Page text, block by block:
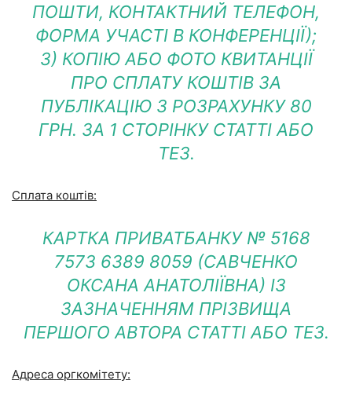
ПОШТИ, КОНТАКТНИЙ ТЕЛЕФОН,
ФОРМА УЧАСТІ В КОНФЕРЕНЦІЇ);
3) КОПІЮ АБО ФОТО КВИТАНЦІЇ
ПРО СПЛАТУ КОШТІВ ЗА
ПУБЛІКАЦІЮ З РОЗРАХУНКУ 80
ГРН. ЗА 1 СТОРІНКУ СТАТТІ АБО
ТЕЗ.
Сплата коштів:
КАРТКА ПРИВАТБАНКУ № 5168
7573 6389 8059 (САВЧЕНКО
ОКСАНА АНАТОЛІЇВНА) ІЗ
ЗАЗНАЧЕННЯМ ПРІЗВИЩА
ПЕРШОГО АВТОРА СТАТТІ АБО ТЕЗ.
Адреса оргкомітету: